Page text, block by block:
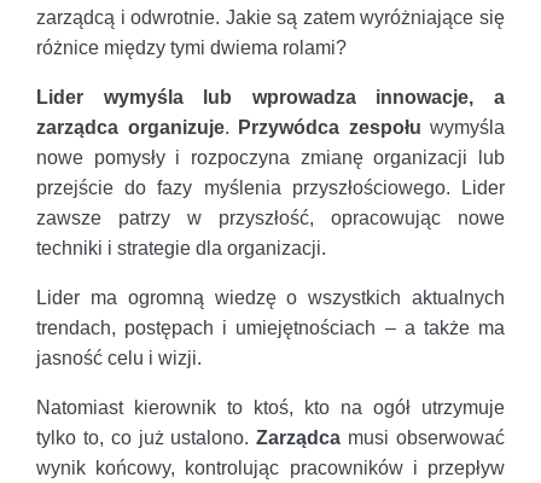
zarządcą i odwrotnie. Jakie są zatem wyróżniające się
różnice między tymi dwiema rolami?
Lider wymyśla lub wprowadza innowacje, a
zarządca organizuje. Przywódca zespołu wymyśla
nowe pomysły i rozpoczyna zmianę organizacji lub
przejście do fazy myślenia przyszłościowego. Lider
zawsze patrzy w przyszłość, opracowując nowe
techniki i strategie dla organizacji.
Lider ma ogromną wiedzę o wszystkich aktualnych
trendach, postępach i umiejętnościach – a także ma
jasność celu i wizji.
Natomiast kierownik to ktoś, kto na ogół utrzymuje
tylko to, co już ustalono.Zarządca musi obserwować
wynik końcowy, kontrolując pracowników i przepływ